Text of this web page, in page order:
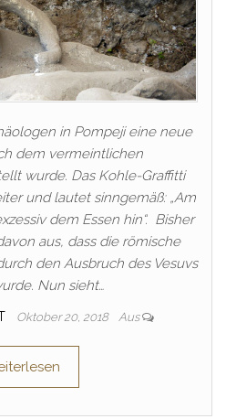
in Pompeji eine neue
dem vermeintlichen
wurde. Das Kohle-Graffitti
und lautet sinngemäß: „Am
dem Essen hin“. Bisher
aus, dass die römische
den Ausbruch des Vesuvs
Nun sieht…
Oktober 20, 2018 Aus